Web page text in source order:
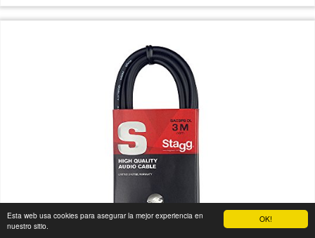
OK!
Esta web usa cookies para asegurar la mejor experiencia en
nuestro sitio.